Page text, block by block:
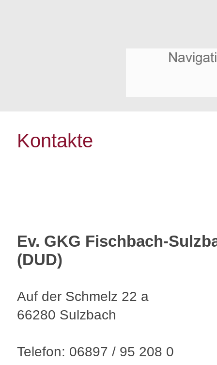
Kontakte
Ev. GKG Fischbach-
(DUD)
Auf der Schmelz 22 a
66280 Sulzbach
Telefon: 06897 / 95 208 0